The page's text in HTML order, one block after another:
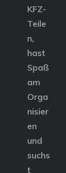
KFZ-
Teile
n,
hast
Spaß
am
Orga
nisier
en
und
suchs
t